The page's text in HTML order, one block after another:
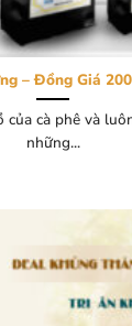
– Đồng Giá
cà phê và
những...